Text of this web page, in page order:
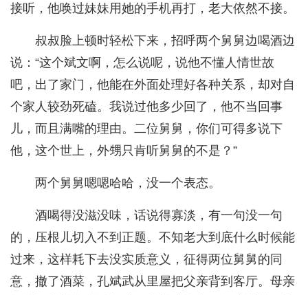
接听，他唤过妹妹用她的手机再打，老大依然不接。
叔叔脸上顿时轻松下来，招呼两个舅舅边喝酒边
说：“这个斌文啊，怎么说呢，说他不懂人情世故
吧，出了家门，他能在外面处理好各种关系，却对自
个家人较劲死磕。我说过他多少回了，他不当回事
儿，而且满嘴的理由。二位舅舅，你们可得多说下
他，这个世上，外甥只肯听舅舅的不是？”
两个舅舅嗯嗯哈哈，没一个表态。
酒喝得没滋没味，话说得寡淡，有一句没一句
的，压根儿切入不到正题。不知老大到底什么时候能
过来，这样耗下去没实质意义，征得两位舅舅的同
意，撤了酒菜，孔斌武从里屋把父亲背到客厅。母亲